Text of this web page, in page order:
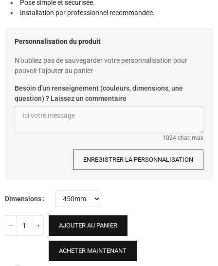
Pose simple et sécurisée.
Installation par professionnel recommandée.
Personnalisation du produit
N’oubliez pas de sauvegarder votre personnalisation pour
pouvoir l’ajouter au panier
Besoin d'un renseignement (couleurs, dimensions, une
question) ? Laissez un commentaire
1024 char. max
ENREGISTRER LA PERSONNALISATION
Dimensions
AJOUTER AU PANIER
ACHETER MAINTENANT